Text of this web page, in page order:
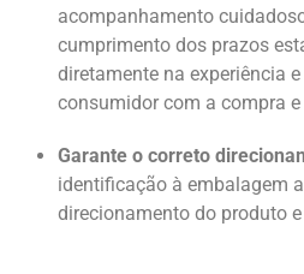
acompanhamento
cumprimento dos prazos
diretamente na experiência
consumidor com a compra
Garante o correto
identificação à embalagem
direcionamento do produto